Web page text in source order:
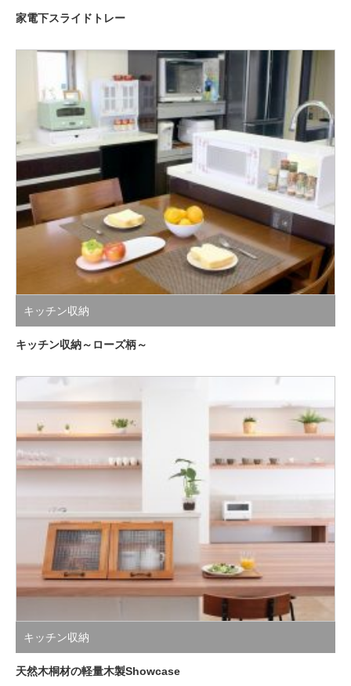
家電下スライドトレー
キッチン収納
キッチン収納～ローズ柄～
キッチン収納
天然木桐材の軽量木製Showcase